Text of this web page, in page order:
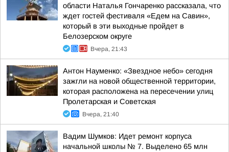
области Наталья Гончаренко рассказала, что
ждет гостей фестиваля «Едем на Савин»,
который в эти выходные пройдет в
Белозерском округе
Вчера, 21:43
Антон Науменко: «Звездное небо» сегодня
зажгли на новой общественной территории,
которая расположена на пересечении улиц
Пролетарская и Советская
Вчера, 21:40
Вадим Шумков: Идет ремонт корпуса
начальной школы № 7. Выделено 65 млн